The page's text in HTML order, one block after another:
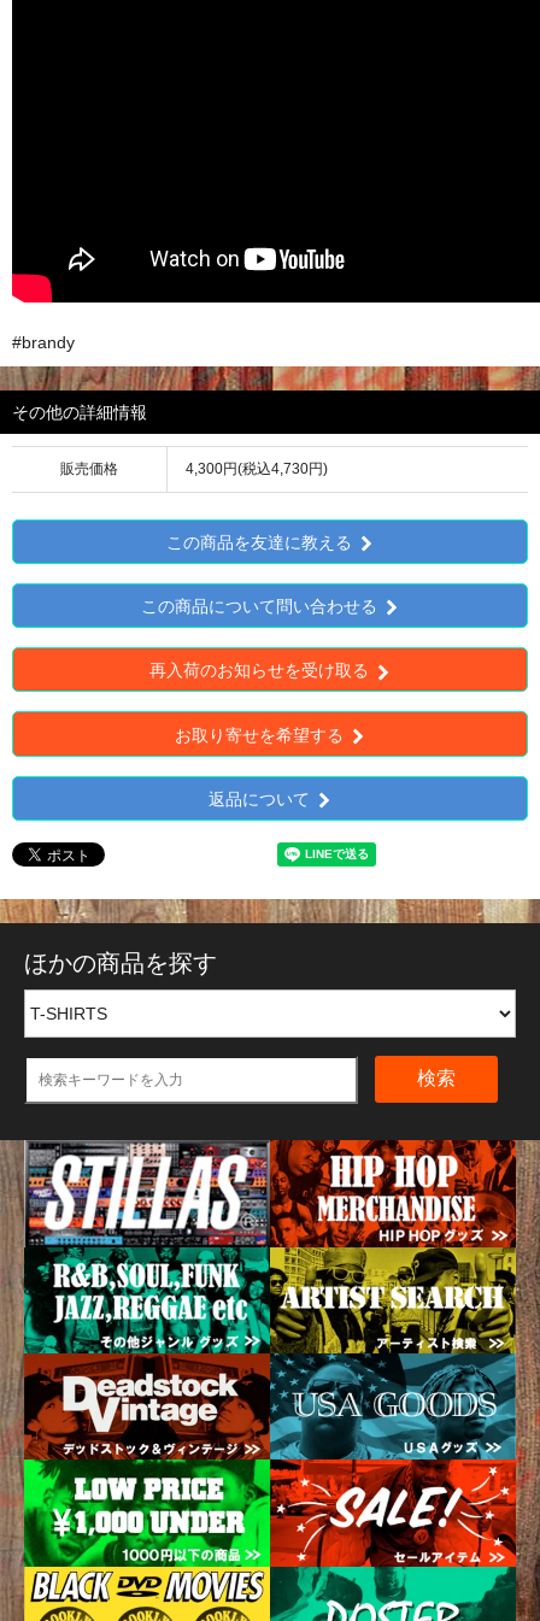
#brandy
その他の詳細情報
販売価格 4,300円(税込4,730円)
この商品を友達に教える
この商品について問い合わせる
再入荷のお知らせを受け取る
お取り寄せを希望する
返品について
ほかの商品を探す
検索